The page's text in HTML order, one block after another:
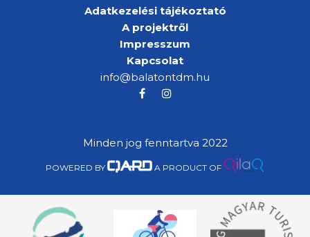
Adatkezelési tájékoztató
A projektről
Impresszum
Kapcsolat
info@balatontdm.hu
Minden jog fenntartva 2022
POWERED BY A PRODUCT OF